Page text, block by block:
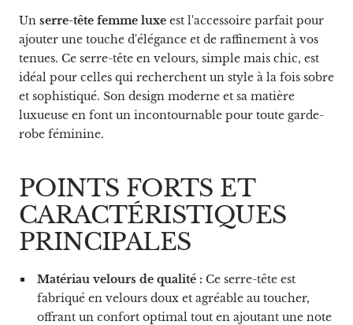
Un serre-tête femme luxe est l'accessoire parfait pour
ajouter une touche d'élégance et de raffinement à vos
tenues. Ce serre-tête en velours, simple mais chic, est
idéal pour celles qui recherchent un style à la fois sobre
et sophistiqué. Son design moderne et sa matière
luxueuse en font un incontournable pour toute garde-
robe féminine.
POINTS FORTS ET
CARACTÉRISTIQUES
PRINCIPALES
Matériau velours de qualité : Ce serre-tête est
fabriqué en velours doux et agréable au toucher,
offrant un confort optimal tout en ajoutant une note